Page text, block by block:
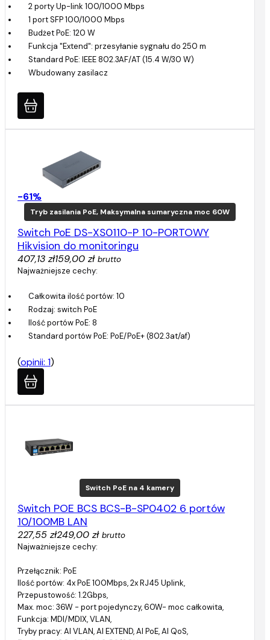
2 porty Up-link 100/1000 Mbps
1 port SFP 100/1000 Mbps
Budżet PoE: 120 W
Funkcja "Extend": przesyłanie sygnału do 250 m
Standard PoE: IEEE 802.3AF/AT (15.4 W/30 W)
Wbudowany zasilacz
-61%
Tryb zasilania PoE, Maksymalna sumaryczna moc 60W
Switch PoE DS-XS0110-P 10-PORTOWY
Hikvision do monitoringu
407,13 zł159,00 zł brutto
Najważniejsze cechy:
Całkowita ilość portów: 10
Rodzaj: switch PoE
Ilość portów PoE: 8
Standard portów PoE: PoE/PoE+ (802.3at/af)
(opinii: 1)
Switch PoE na 4 kamery
Switch POE BCS BCS-B-SP0402 6 portów
10/100MB LAN
227,55 zł249,00 zł brutto
Najważniejsze cechy:
Przełącznik: PoE
Ilość portów: 4x PoE 100Mbps, 2x RJ45 Uplink,
Przepustowość: 1.2Gbps,
Max. moc: 36W - port pojedynczy, 60W- moc całkowita,
Funkcja: MDI/MDIX, VLAN,
Tryby pracy: AI VLAN, AI EXTEND, AI PoE, AI QoS,